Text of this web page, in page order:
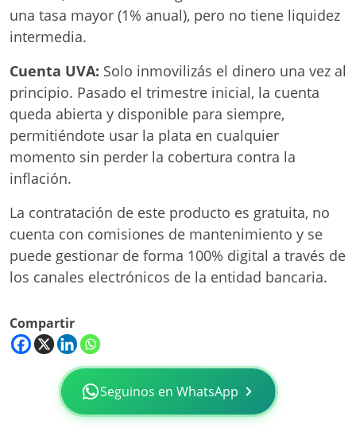
una tasa mayor (1% anual), pero no tiene liquidez
intermedia.
Cuenta UVA: Solo inmovilizás el dinero una vez al
principio. Pasado el trimestre inicial, la cuenta
queda abierta y disponible para siempre,
permitiéndote usar la plata en cualquier
momento sin perder la cobertura contra la
inflación.
La contratación de este producto es gratuita, no
cuenta con comisiones de mantenimiento y se
puede gestionar de forma 100% digital a través de
los canales electrónicos de la entidad bancaria.
Compartir
Seguinos en WhatsApp